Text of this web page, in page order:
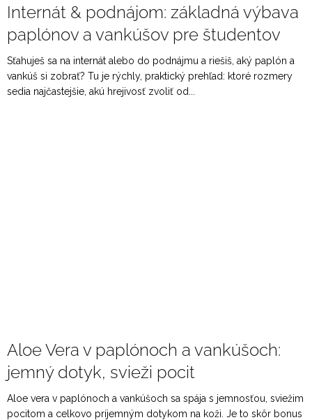
Internát & podnájom: základná výbava
paplónov a vankúšov pre študentov
Sťahuješ sa na internát alebo do podnájmu a riešiš, aký paplón a
vankúš si zobrať? Tu je rýchly, praktický prehľad: ktoré rozmery
sedia najčastejšie, akú hrejivosť zvoliť od...
Aloe Vera v paplónoch a vankúšoch:
jemný dotyk, svieži pocit
Aloe vera v paplónoch a vankúšoch sa spája s jemnosťou, sviežim
pocitom a celkovo príjemným dotykom na koži. Je to skôr bonus